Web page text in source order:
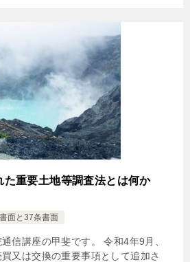
た重要土地等調査法とは何か
面と37条書面
信講座の甲斐です。 令和4年9月、
又は交換の重要事項として追加さ